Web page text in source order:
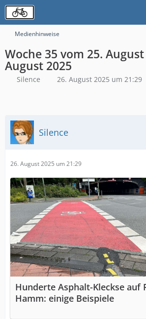
Medienhinweise
Woche 35 vom 25.
August 2025
Silence 26. August 2025 um 21:29
Silence
26. August 2025 um 21:29
Hunderte Asphalt-Kleckse auf
Hamm: einige Beispiele